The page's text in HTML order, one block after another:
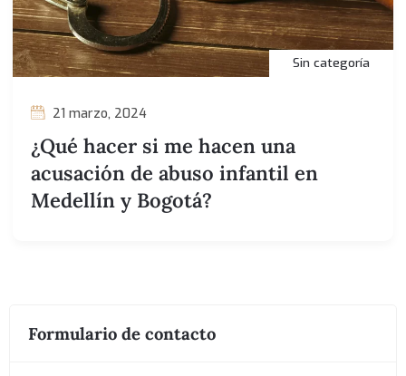
Sin categoría
21 marzo, 2024
¿Qué hacer si me hacen una
acusación de abuso infantil en
Medellín y Bogotá?
Formulario de contacto